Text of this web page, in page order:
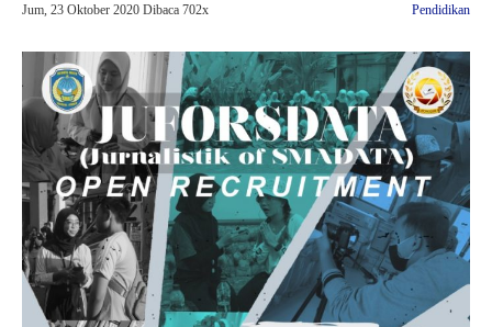
Jum, 23 Oktober 2020 Dibaca 702x Pendidikan